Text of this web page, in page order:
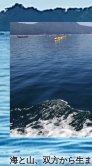
海と山、双方から生